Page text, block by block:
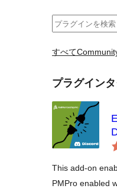
検
すべて
プラグイン
This add-on
PMPro enabled